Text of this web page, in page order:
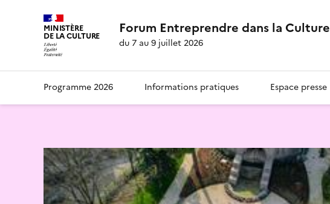
MINISTÈRE
DE LA CULTURE Forum Entreprendre dans la Culture
du 7 au 9 juillet 2026
Programme 2026 Informations pratiques Espace presse